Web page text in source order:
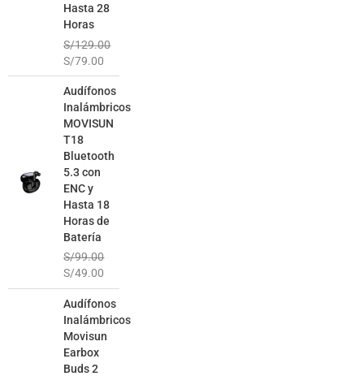
Hasta 28
Horas
S/129.00
S/79.00
Audífonos
Inalámbricos
MOVISUN
T18
Bluetooth
5.3 con
ENC y
Hasta 18
Horas de
Batería
S/99.00
precio
S/99.00.
S/49.00
precio
S/49.00.
Audífonos
Inalámbricos
Movisun
Earbox
Buds 2
precio
original
era:
S/129.00.
precio